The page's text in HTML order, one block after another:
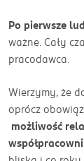
Po pierwsze
ważne. Cały
pracodawca.
Wierzymy, że
oprócz
możliwość